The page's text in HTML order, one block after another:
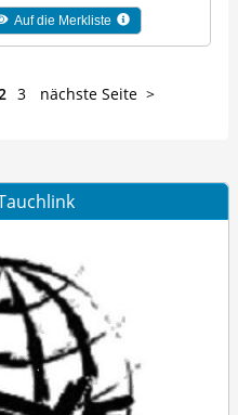
Auf die Merkliste
3 nächste Seite